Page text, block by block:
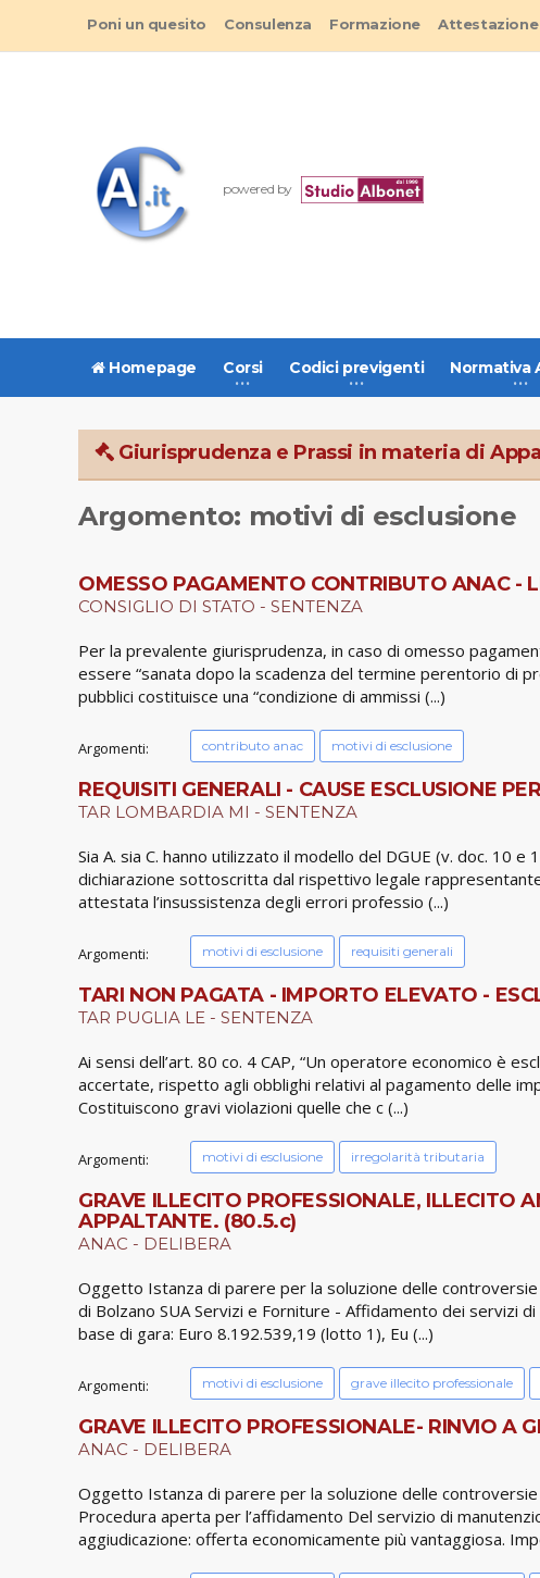
Poni un quesito Consulenza Formazione Attestazione
powered by
Homepage Corsi Codici previgenti Normativa
Giurisprudenza e Prassi in materia di
Argomento: motivi di esclusione
OMESSO PAGAMENTO CONTRIBUTO ANAC -
CONSIGLIO DI STATO - SENTENZA
Per la prevalente giurisprudenza, in caso di omesso
essere “sanata dopo la scadenza del termine perentorio di
pubblici costituisce una “condizione di ammissi (...)
Argomenti: contributo anac motivi di esclusione
REQUISITI GENERALI - CAUSE ESCLUSIONE
TAR LOMBARDIA MI - SENTENZA
Sia A. sia C. hanno utilizzato il modello del DGUE (v. doc. 10
dichiarazione sottoscritta dal rispettivo legale
attestata l’insussistenza degli errori professio (...)
Argomenti: motivi di esclusione requisiti generali
TARI NON PAGATA - IMPORTO ELEVATO -
TAR PUGLIA LE - SENTENZA
Ai sensi dell’art. 80 co. 4 CAP, “Un operatore economico è
accertate, rispetto agli obblighi relativi al pagamento delle
Costituiscono gravi violazioni quelle che c (...)
Argomenti: motivi di esclusione irregolarità tributaria
GRAVE ILLECITO PROFESSIONALE, ILLECITO
APPALTANTE. (80.5.c)
ANAC - DELIBERA
Oggetto Istanza di parere per la soluzione delle
di Bolzano SUA Servizi e Forniture - Affidamento dei servizi
base di gara: Euro 8.192.539,19 (lotto 1), Eu (...)
Argomenti: motivi di esclusione grave illecito professionale
GRAVE ILLECITO PROFESSIONALE- RINVIO A
ANAC - DELIBERA
Oggetto Istanza di parere per la soluzione delle
Procedura aperta per l’affidamento Del servizio di
aggiudicazione: offerta economicamente più vantaggiosa.